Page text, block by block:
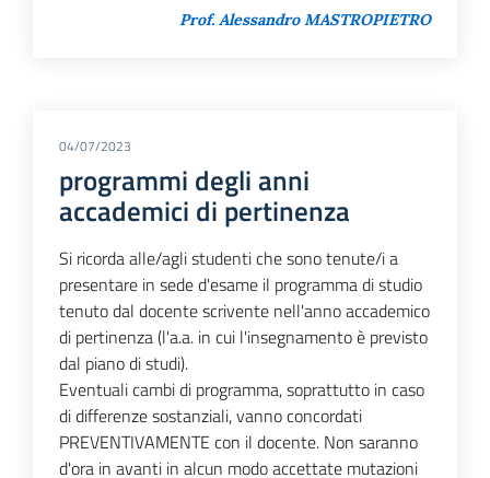
Prof. Alessandro MASTROPIETRO
04/07/2023
programmi degli anni
accademici di pertinenza
Si ricorda alle/agli studenti che sono tenute/i a
presentare in sede d'esame il programma di studio
tenuto dal docente scrivente nell'anno accademico
di pertinenza (l'a.a. in cui l'insegnamento è previsto
dal piano di studi).
Eventuali cambi di programma, soprattutto in caso
di differenze sostanziali, vanno concordati
PREVENTIVAMENTE con il docente. Non saranno
d'ora in avanti in alcun modo accettate mutazioni